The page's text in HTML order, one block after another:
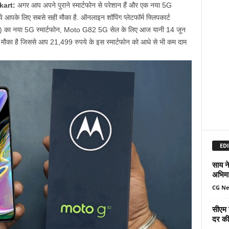
अगर आप अपने पुराने स्मार्टफोन से परेशान हैं और एक नया 5G
आपके लिए सबसे सही मौका है. ऑनलाइन शॉपिंग प्लेटफॉर्म फ्लिपकार्ट
का नया 5G स्मार्टफोन, Moto G82 5G सेल के लिए आज यानी 14 जून
है जिससे आप 21,499 रुपये के इस स्मार्टफोन को आधे से भी कम दाम
साय
CG
सीएम
दर